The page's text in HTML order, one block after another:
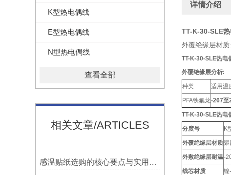
K型热电偶线
E型热电偶线
N型热电偶线
查看全部
相关文章/ARTICLES
感温贴纸选购的核心要点与实用建议
详情介绍
TT-K-30-SLE
外覆绝缘层材
TT-K-30-SLE热电
外覆绝缘层分析:
种类 适用温
PFA铁氟龙-267至
TT-K-30-SLE热电
分度号 K
外覆绝缘层材质聚
外敷绝缘层耐温-
线芯材质 镍